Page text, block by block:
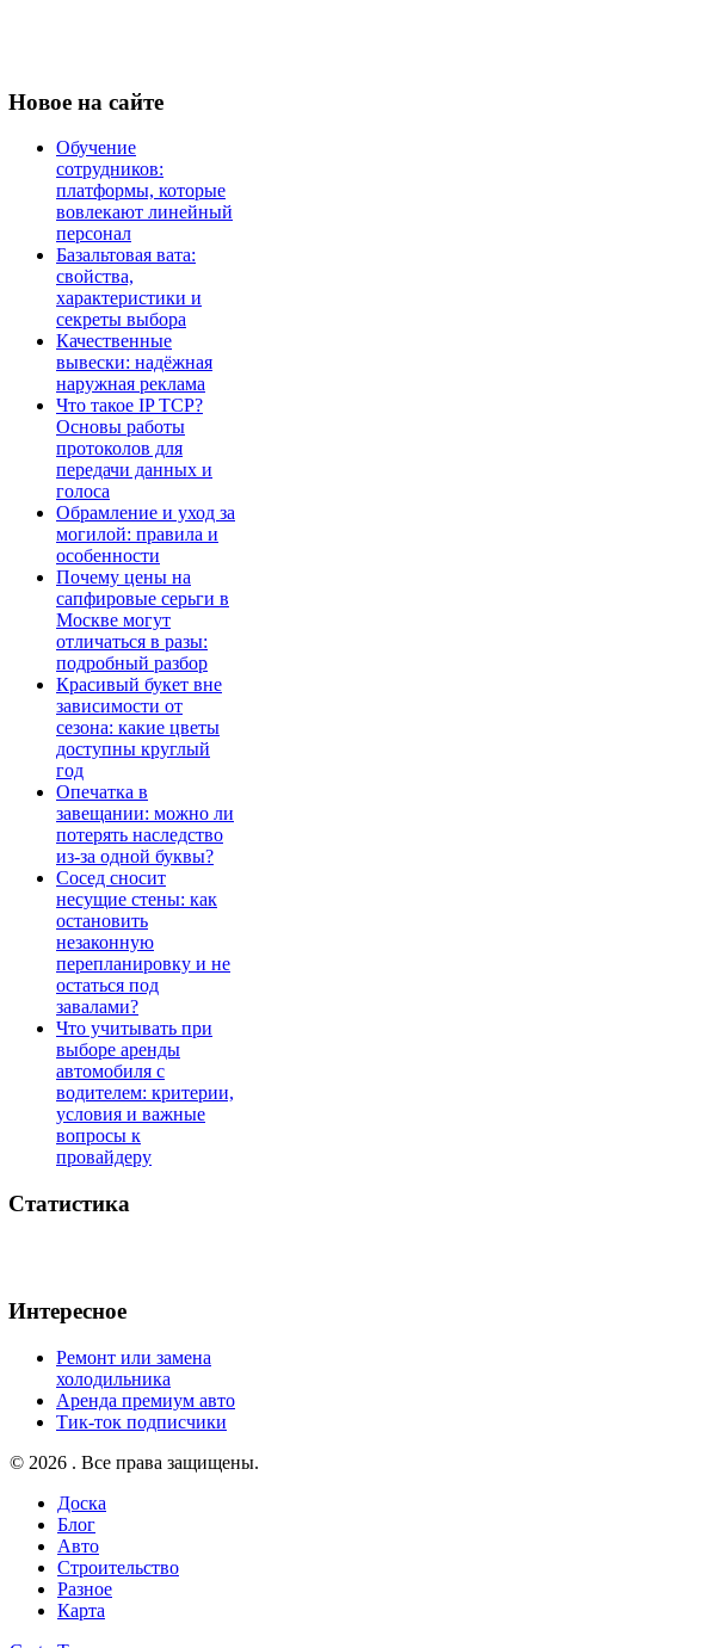
Новое на сайте
Обучение
сотрудников:
платформы, которые
вовлекают линейный
персонал
Базальтовая вата:
свойства,
характеристики и
секреты выбора
Качественные
вывески: надёжная
наружная реклама
Что такое IP TCP?
Основы работы
протоколов для
передачи данных и
голоса
Обрамление и уход за
могилой: правила и
особенности
Почему цены на
сапфировые серьги в
Москве могут
отличаться в разы:
подробный разбор
Красивый букет вне
зависимости от
сезона: какие цветы
доступны круглый
год
Опечатка в
завещании: можно ли
потерять наследство
из-за одной буквы?
Сосед сносит
несущие стены: как
остановить
незаконную
перепланировку и не
остаться под
завалами?
Что учитывать при
выборе аренды
автомобиля с
водителем: критерии,
условия и важные
вопросы к
провайдеру
Статистика
Интересное
Ремонт или замена
холодильника
Аренда премиум авто
Тик-ток подписчики
© 2026 . Все права защищены.
Доска
Блог
Авто
Строительство
Разное
Карта